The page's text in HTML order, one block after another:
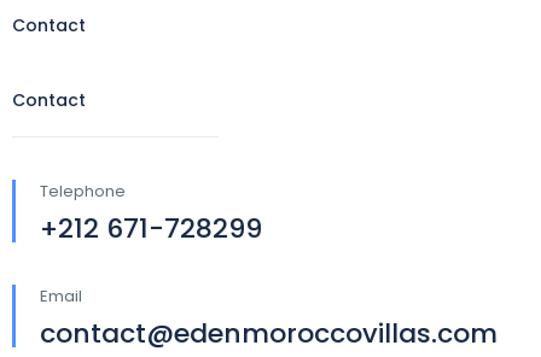
Contact
Contact
Telephone
+212 671-728299
Email
contact@edenmoroccovillas.com